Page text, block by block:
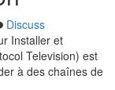
Discuss
Installer et
Television) est
à des chaînes de